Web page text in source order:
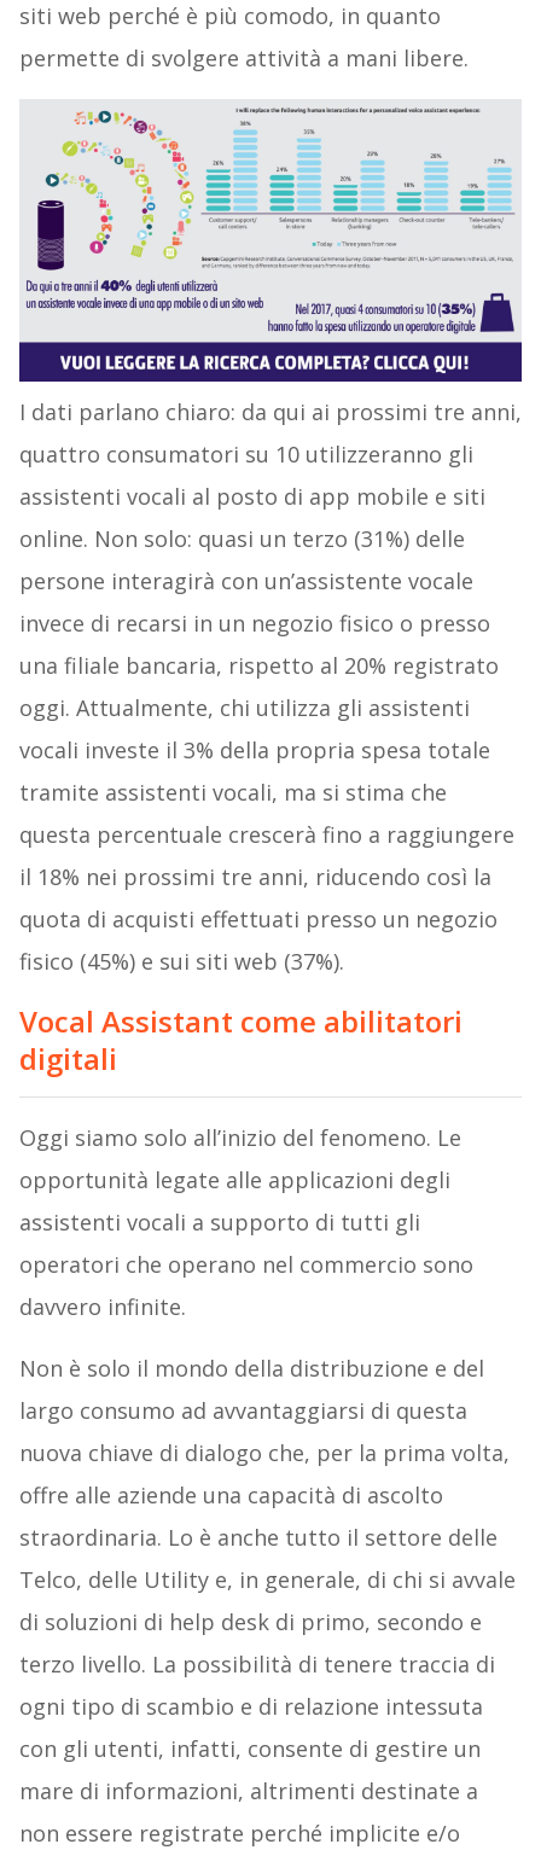
siti web perché è più comodo, in quanto
permette di svolgere attività a mani libere.
I dati parlano chiaro: da qui ai prossimi tre anni,
quattro consumatori su 10 utilizzeranno gli
assistenti vocali al posto di app mobile e siti
online. Non solo: quasi un terzo (31%) delle
persone interagirà con un’assistente vocale
invece di recarsi in un negozio fisico o presso
una filiale bancaria, rispetto al 20% registrato
oggi. Attualmente, chi utilizza gli assistenti
vocali investe il 3% della propria spesa totale
tramite assistenti vocali, ma si stima che
questa percentuale crescerà fino a raggiungere
il 18% nei prossimi tre anni, riducendo così la
quota di acquisti effettuati presso un negozio
fisico (45%) e sui siti web (37%).
Vocal Assistant come abilitatori
digitali
Oggi siamo solo all’inizio del fenomeno. Le
opportunità legate alle applicazioni degli
assistenti vocali a supporto di tutti gli
operatori che operano nel commercio sono
davvero infinite.
Non è solo il mondo della distribuzione e del
largo consumo ad avvantaggiarsi di questa
nuova chiave di dialogo che, per la prima volta,
offre alle aziende una capacità di ascolto
straordinaria. Lo è anche tutto il settore delle
Telco, delle Utility e, in generale, di chi si avvale
di soluzioni di help desk di primo, secondo e
terzo livello. La possibilità di tenere traccia di
ogni tipo di scambio e di relazione intessuta
con gli utenti, infatti, consente di gestire un
mare di informazioni, altrimenti destinate a
non essere registrate perché implicite e/o